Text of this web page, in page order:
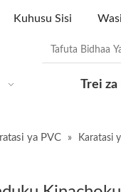
Kuhusu Sisi
Trei za
ya PVC » Karatasi